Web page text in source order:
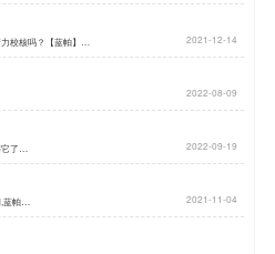
校核吗？【蓝帕】… 2021-12-14
2022-08-09
了… 2022-09-19
帕… 2021-11-04